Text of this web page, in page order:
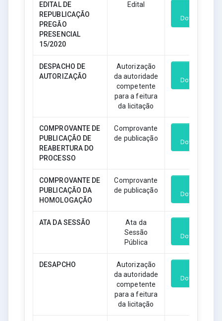
EDITAL DE
REPUBLICAÇÃO
PREGÃO
PRESENCIAL
15/2020
Edital
Download
DESPACHO DE
AUTORIZAÇÃO
Autorização
da autoridade
competente
para a feitura
da licitação
Download
COMPROVANTE DE
PUBLICAÇÃO DE
REABERTURA DO
PROCESSO
Comprovante
de publicação
Download
COMPROVANTE DE
PUBLICAÇÃO DA
HOMOLOGAÇÃO
Comprovante
de publicação
Download
ATA DA SESSÃO
Ata da
Sessão
Pública
Download
DESAPCHO
Autorização
da autoridade
competente
para a feitura
da licitação
Download